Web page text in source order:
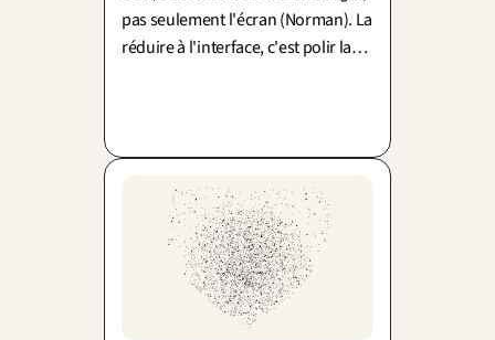
pas seulement l'écran (Norman). La
réduire à l'interface, c'est polir la